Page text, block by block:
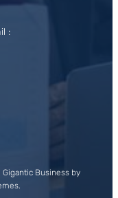
:
Business by